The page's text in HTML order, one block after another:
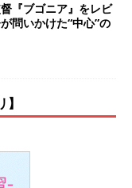
『ブゴニア』をレビ
問いかけた“中心”の